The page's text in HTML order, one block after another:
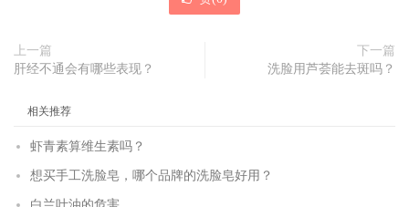
上一篇
肝经不通会有哪些表现？
下一篇
洗脸用芦荟能去斑吗？
相关推荐
虾青素算维生素吗？
想买手工洗脸皂，哪个品牌的洗脸皂好用？